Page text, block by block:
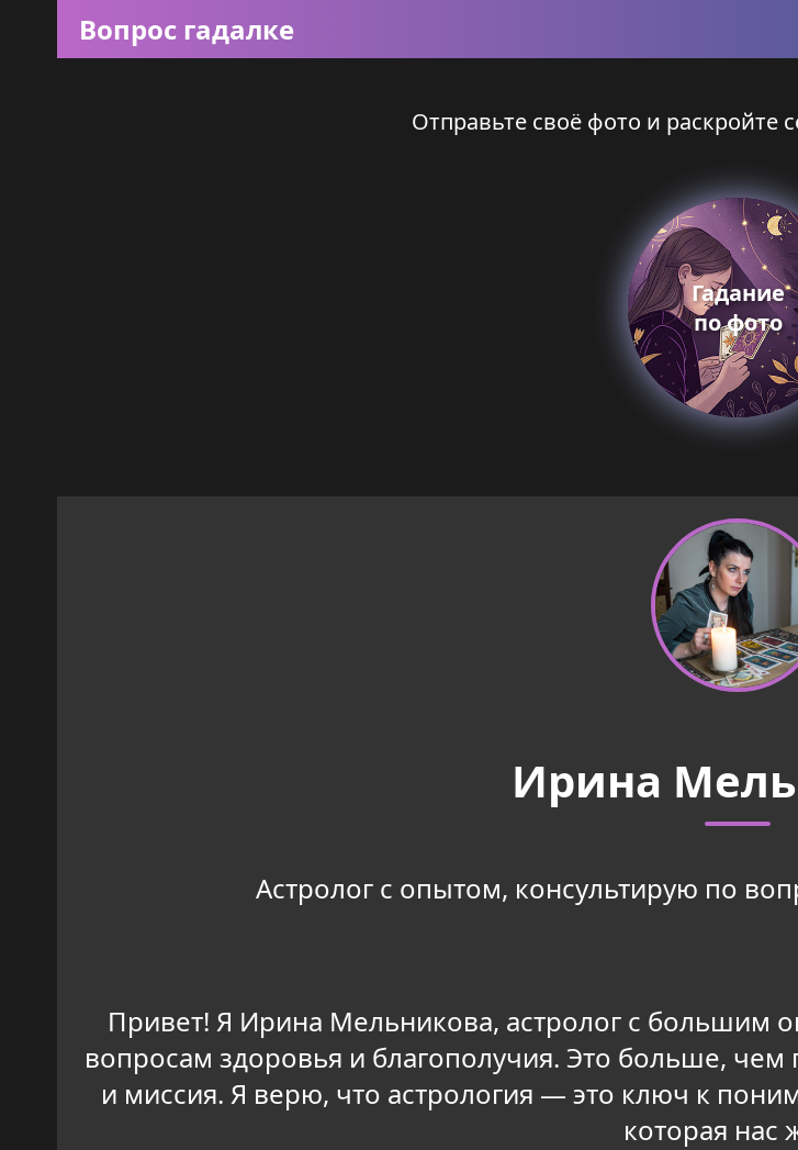
Вопрос гадалке
Отправьте своё фото и раскройте
Гадание
по фото
Ирина
Астролог с опытом, консультирую по
Привет! Я Ирина Мельникова, астролог с большим
вопросам здоровья и благополучия. Это больше, чем
и миссия. Я верю, что астрология — это ключ к
которая нас